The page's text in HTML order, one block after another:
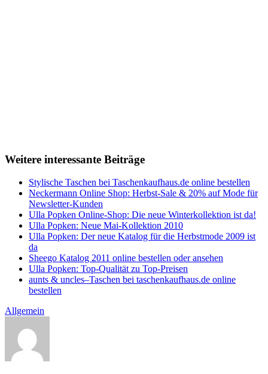
Weitere interessante Beiträge
Stylische Taschen bei Taschenkaufhaus.de online bestellen
Neckermann Online Shop: Herbst-Sale & 20% auf Mode für
Newsletter-Kunden
Ulla Popken Online-Shop: Die neue Winterkollektion ist da!
Ulla Popken: Neue Mai-Kollektion 2010
Ulla Popken: Der neue Katalog für die Herbstmode 2009 ist
da
Sheego Katalog 2011 online bestellen oder ansehen
Ulla Popken: Top-Qualität zu Top-Preisen
aunts & uncles–Taschen bei taschenkaufhaus.de online
bestellen
Allgemein